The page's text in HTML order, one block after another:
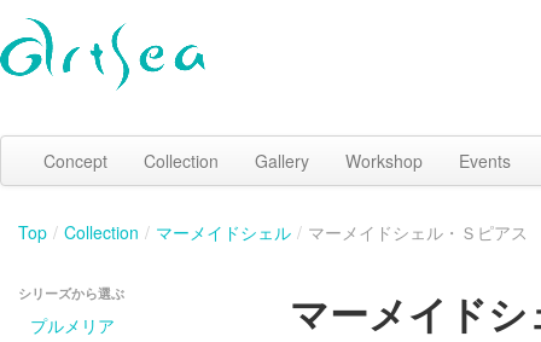
Concept Collection Gallery Workshop Events
Top / Collection / マーメイドシェル / マーメイドシェル・Ｓピアス
シリーズから選ぶ
プルメリア
マーメイド